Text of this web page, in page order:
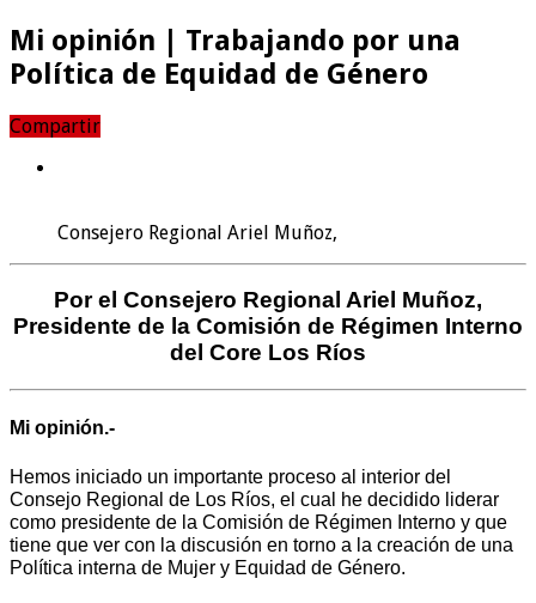
Mi opinión | Trabajando por una
Política de Equidad de Género
Compartir
Consejero Regional Ariel Muñoz,
Por el Consejero Regional Ariel Muñoz,
Presidente de la Comisión de Régimen Interno
del Core Los Ríos
Mi opinión.-
Hemos iniciado un importante proceso al interior del
Consejo Regional de Los Ríos, el cual he decidido liderar
como presidente de la Comisión de Régimen Interno y que
tiene que ver con la discusión en torno a la creación de una
Política interna de Mujer y Equidad de Género.